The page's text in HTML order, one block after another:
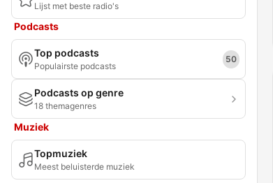
Lijst met beste radio's
Podcasts
Top podcasts
Populairste podcasts
50
Podcasts op genre
18 themagenres
Muziek
Topmuziek
Meest beluisterde muziek